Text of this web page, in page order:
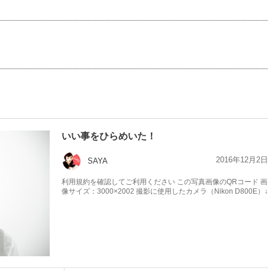
いい事をひらめいた！
SAYA 2016年12月2日
利用規約を確認してご利用ください この写真画像のQRコード 画
像サイズ：3000×2002 撮影に使用したカメラ（Nikon D800E）↓